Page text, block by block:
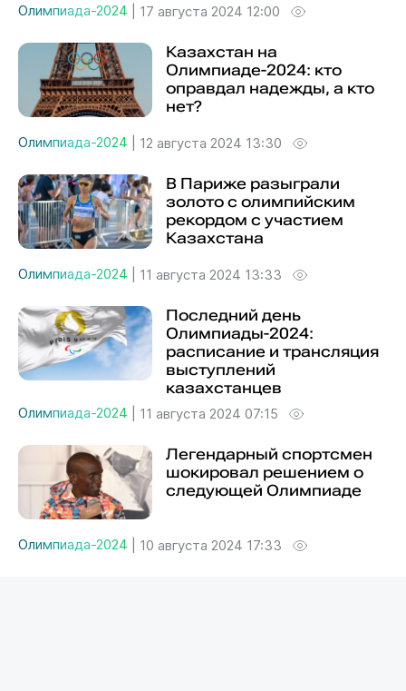
Олимпиада-2024 17 августа 2024 12:00
Казахстан на
Олимпиаде-2024: кто
оправдал надежды, а кто
нет?
Олимпиада-2024 12 августа 2024 13:30
В Париже разыграли
золото с олимпийским
рекордом с участием
Казахстана
Олимпиада-2024 11 августа 2024 13:33
Последний день
Олимпиады-2024:
расписание и трансляция
выступлений
казахстанцев
Олимпиада-2024 11 августа 2024 07:15
Легендарный спортсмен
шокировал решением о
следующей Олимпиаде
Олимпиада-2024 10 августа 2024 17:33